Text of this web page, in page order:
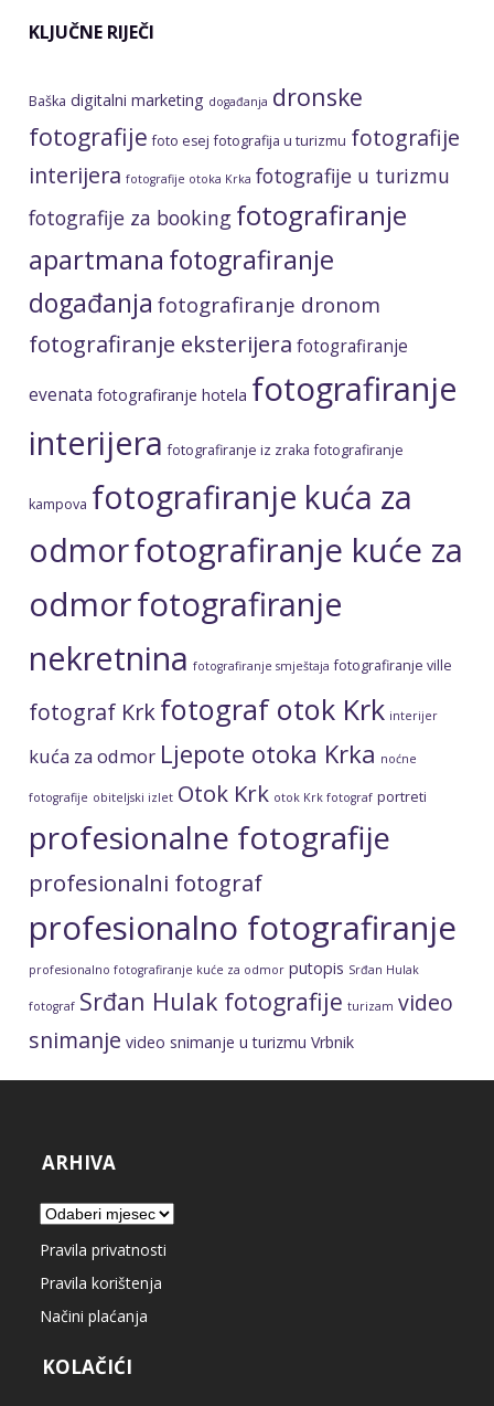
KLJUČNE RIJEČI
Baška digitalni marketing događanja dronske
fotografije foto esej fotografija u turizmu fotografije
interijera fotografije otoka Krka fotografije u turizmu
fotografije za booking fotografiranje
apartmana fotografiranje
događanja fotografiranje dronom
fotografiranje eksterijera fotografiranje
evenata fotografiranje hotela fotografiranje
interijera fotografiranje iz zraka fotografiranje
kampova fotografiranje kuća za
odmorfotografiranje kuće za
odmorfotografiranje
nekretnina fotografiranje smještaja fotografiranje ville
fotograf Krkfotograf otok Krk interijer
kuća za odmor Ljepote otoka Krka noćne
fotografije obiteljski izlet Otok Krk otok Krk fotograf portreti
profesionalne fotografije
profesionalni fotograf
profesionalno fotografiranje
profesionalno fotografiranje kuće za odmor putopis Srđan Hulak
fotograf Srđan Hulak fotografije turizam video
snimanje video snimanje u turizmu Vrbnik
ARHIVA
Arhiva
Pravila privatnosti
Pravila korištenja
Načini plaćanja
KOLAČIĆI